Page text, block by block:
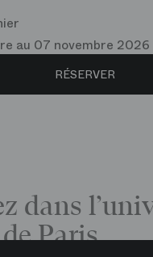
au 07 novembre 2026
RÉSERVER
dans
Paris